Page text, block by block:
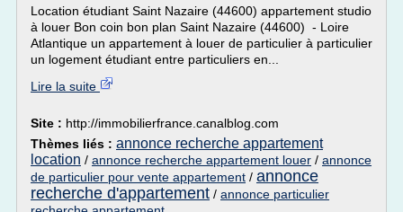
Location étudiant Saint Nazaire (44600) appartement studio
à louer Bon coin bon plan Saint Nazaire (44600) - Loire
Atlantique un appartement à louer de particulier à particulier
un logement étudiant entre particuliers en...
Lire la suite
Site : http://immobilierfrance.canalblog.com
Thèmes liés : annonce recherche appartement
location / annonce recherche appartement louer / annonce
de particulier pour vente appartement / annonce
recherche d'appartement / annonce particulier